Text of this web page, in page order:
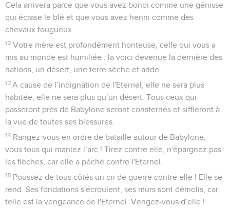
Cela arrivera parce que vous avez bondi comme une génisse
qui écrase le blé et que vous avez henni comme des
chevaux fougueux.
12 Votre mère est profondément honteuse, celle qui vous a
mis au monde est humiliée : la voici devenue la dernière des
nations, un désert, une terre sèche et aride.
13 A cause de l’indignation de l'Eternel, elle ne sera plus
habitée, elle ne sera plus qu’un désert. Tous ceux qui
passeront près de Babylone seront consternés et siffleront à
la vue de toutes ses blessures.
14 Rangez-vous en ordre de bataille autour de Babylone,
vous tous qui maniez l’arc ! Tirez contre elle, n'épargnez pas
les flèches, car elle a péché contre l'Eternel.
15 Poussez de tous côtés un cri de guerre contre elle ! Elle se
rend. Ses fondations s'écroulent, ses murs sont démolis, car
telle est la vengeance de l'Eternel. Vengez-vous d’elle !